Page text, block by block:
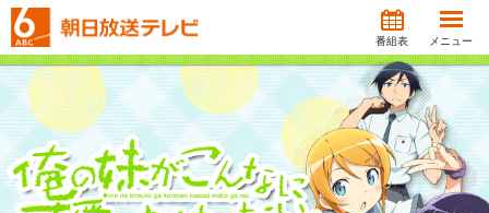
番組表 メニュー